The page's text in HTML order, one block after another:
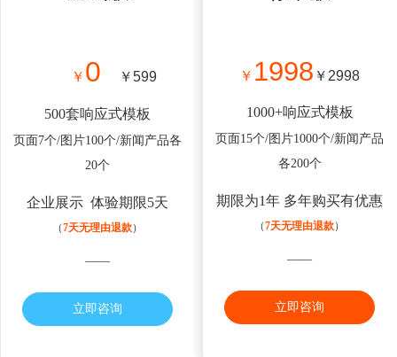
￥ 0 ￥599
500套响应式模板
页面7个/图片100个/新闻产品各
20个
企业展示 体验期限5天
（7天无理由退款）
——
立即咨询
￥ 1998 ￥2998
1000+响应式模板
页面15个/图片1000个/新闻产品
各200个
期限为1年 多年购买有优惠
（7天无理由退款）
——
立即咨询